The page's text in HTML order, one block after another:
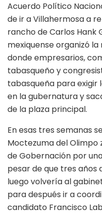
Acuerdo Político
de ir a Villahermosa a
rancho de Carlos Hank
mexiquense organizó
donde empresarios,
tabasqueño y
tabasqueña para exigir
en la gubernatura y
de la plaza principal.
En esas tres semanas
Moctezuma del Olimpo
de Gobernación por
pesar de que tres años
luego volvería al
para después ir a
candidato Francisco